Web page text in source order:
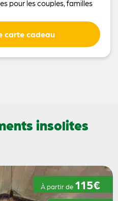
pour les couples, familles
carte cadeau
insolites
À partir de 115€